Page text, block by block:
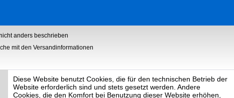
anders beschrieben
mit den Versandinformationen
Diese Website benutzt Cookies, die für den technischen Betrieb der
Website erforderlich sind und stets gesetzt werden. Andere
Cookies, die den Komfort bei Benutzung dieser Website erhöhen,